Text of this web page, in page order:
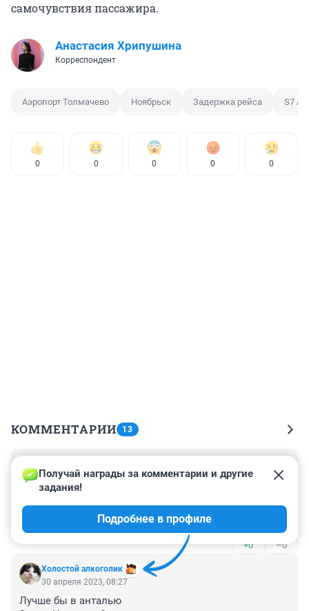
самочувствия пассажира.
Анастасия Хрипушина
Корреспондент
Аэропорт Толмачево Ноябрьск Задержка рейса S7
0 0 0 0 0
КОММЕНТАРИИ 13
30 апреля 2023, 10:35
Вот это новость!!!!!
первый раз по метео самолёт задержали? люди
неделями от туда вылететь не могут....
+0 –0
Холостой алкоголик
Получай награды за комментарии и другие
задания!
Подробнее в профиле
30 апреля 2023, 08:27
Лучше бы в анталью